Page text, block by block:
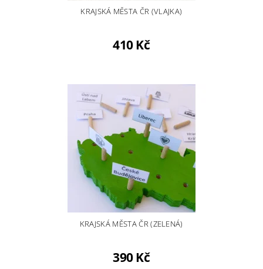
KRAJSKÁ MĚSTA ČR (VLAJKA)
410 Kč
KRAJSKÁ MĚSTA ČR (ZELENÁ)
390 Kč